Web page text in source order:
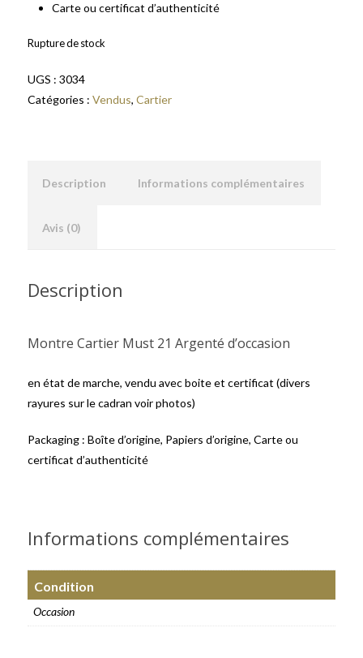
Carte ou certificat d’authenticité
Rupture de stock
UGS : 3034
Catégories : Vendus, Cartier
Description Informations complémentaires
Avis (0)
Description
Montre Cartier Must 21 Argenté d’occasion
en état de marche, vendu avec boite et certificat (divers
rayures sur le cadran voir photos)
Packaging : Boîte d’origine, Papiers d’origine, Carte ou
certificat d’authenticité
Informations complémentaires
Condition
Occasion